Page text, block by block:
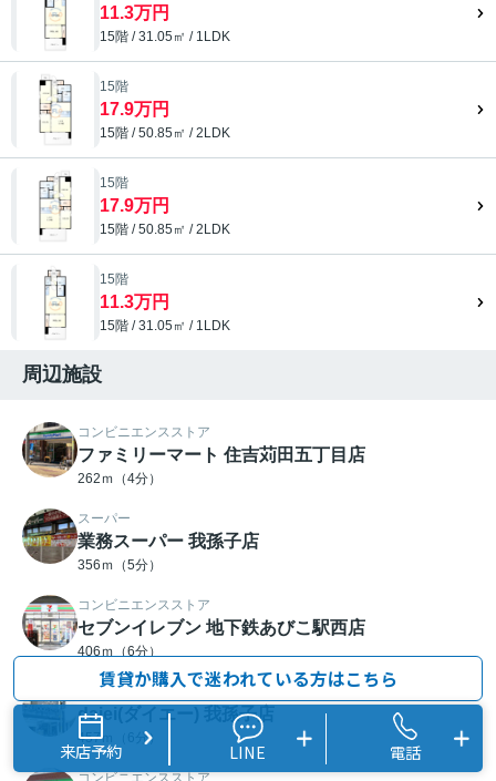
11.3万円
15階 / 31.05㎡ / 1LDK
15階
17.9万円
15階 / 50.85㎡ / 2LDK
15階
17.9万円
15階 / 50.85㎡ / 2LDK
15階
11.3万円
15階 / 31.05㎡ / 1LDK
周辺施設
コンビニエンスストア
ファミリーマート 住吉苅田五丁目店
262ｍ（4分）
スーパー
業務スーパー 我孫子店
356ｍ（5分）
コンビニエンスストア
セブンイレブン 地下鉄あびこ駅西店
406ｍ（6分）
スーパー
daiei(ダイエー) 我孫子店
457ｍ（6分）
賃貸か購入で迷われている方はこちら
来店予約 LINE 電話